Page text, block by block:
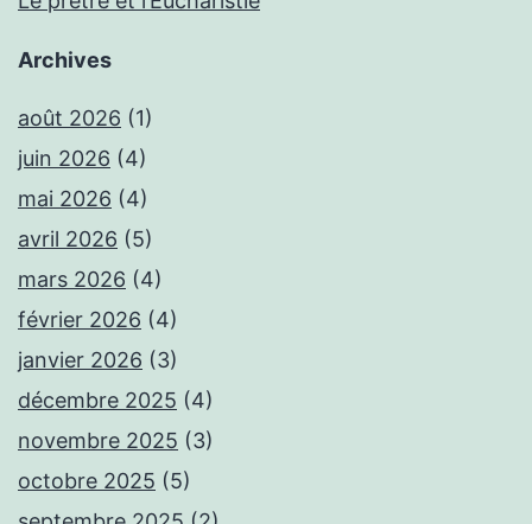
Archives
août 2026 (1)
juin 2026 (4)
mai 2026 (4)
avril 2026 (5)
mars 2026 (4)
février 2026 (4)
janvier 2026 (3)
décembre 2025 (4)
novembre 2025 (3)
octobre 2025 (5)